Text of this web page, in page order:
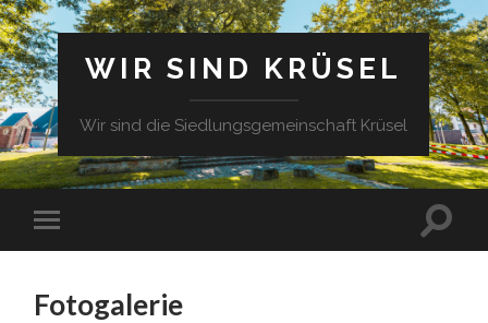
WIR SIND KRÜSEL
Wir sind die Siedlungsgemeinschaft Krüsel
Fotogalerie